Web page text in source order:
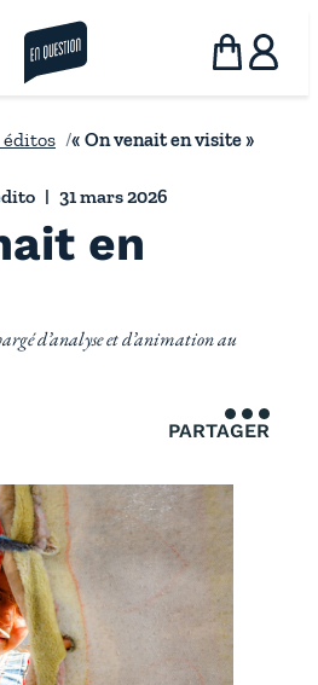
la revue en questionPanier
éditos « On venait en visite »
31 mars 2026
en
d’analyse et d’animation au
PARTAGER